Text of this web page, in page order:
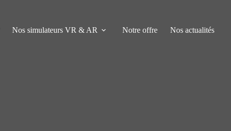
Nos simulateurs VR & AR Notre offre Nos actualités